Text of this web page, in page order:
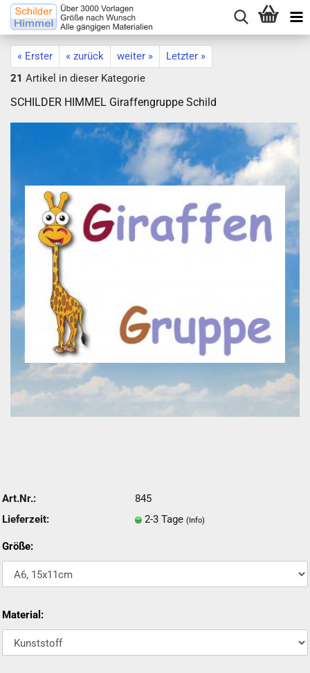
« Erster « zurück weiter »
Letzter »
21 Artikel in dieser Kategorie
SCHILDER HIMMEL Giraffengruppe Schild
Art.Nr.:
845
Lieferzeit:
2-3 Tage (Info)
Größe:
Material: